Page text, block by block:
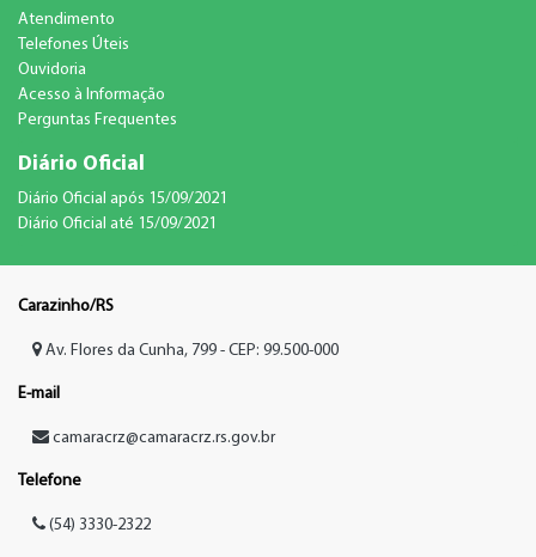
Atendimento
Telefones Úteis
Ouvidoria
Acesso à Informação
Perguntas Frequentes
Diário Oficial
Diário Oficial após 15/09/2021
Diário Oficial até 15/09/2021
Carazinho/RS
Av. Flores da Cunha, 799 - CEP: 99.500-000
E-mail
camaracrz@camaracrz.rs.gov.br
Telefone
(54) 3330-2322